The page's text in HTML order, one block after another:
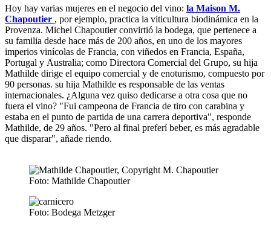
Hoy hay varias mujeres en el negocio del vino: la Maison M.
Chapoutier , por ejemplo, practica la viticultura biodinámica en la
Provenza. Michel Chapoutier convirtió la bodega, que pertenece a
su familia desde hace más de 200 años, en uno de los mayores
imperios vinícolas de Francia, con viñedos en Francia, España,
Portugal y Australia; como Directora Comercial del Grupo, su hija
Mathilde dirige el equipo comercial y de enoturismo, compuesto por
90 personas. su hija Mathilde es responsable de las ventas
internacionales. ¿Alguna vez quiso dedicarse a otra cosa que no
fuera el vino? "Fui campeona de Francia de tiro con carabina y
estaba en el punto de partida de una carrera deportiva", responde
Mathilde, de 29 años. "Pero al final preferí beber, es más agradable
que disparar", añade riendo.
Foto: Mathilde Chapoutier
Foto: Bodega Metzger